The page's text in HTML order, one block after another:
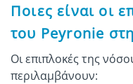
Ποιες είναι οι
του Peyronie
Οι επιπλοκές της
περιλαμβάνουν: